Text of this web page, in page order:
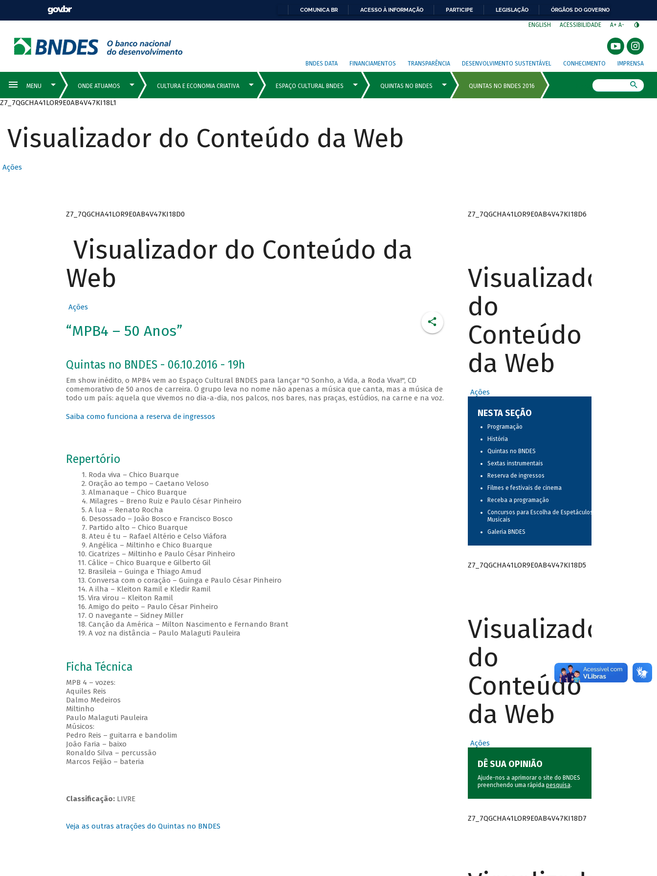
COMUNICA BR ACESSO À INFORMAÇÃO PARTICIPE LEGISLAÇÃO ÓRGÃOS DO GOVERNO
ENGLISH ACESSIBILIDADE A+ A-
BNDES DATA FINANCIAMENTOS TRANSPARÊNCIA DESENVOLVIMENTO SUSTENTÁVEL CONHECIMENTO IMPRENSA
Z7_7QGCHA41LOR9E0AB4V47KI18L1
Visualizador do Conteúdo da Web
Ações
Z7_7QGCHA41LOR9E0AB4V47KI18D0
Visualizador do Conteúdo da
Web
Ações
“MPB4 – 50 Anos”
Quintas no BNDES - 06.10.2016 - 19h
Em show inédito, o MPB4 vem ao Espaço Cultural BNDES para lançar "O Sonho, a Vida, a Roda Viva!", CD
comemorativo de 50 anos de carreira. O grupo leva no nome não apenas a música que canta, mas a música de
todo um país: aquela que vivemos no dia-a-dia, nos palcos, nos bares, nas praças, estúdios, na carne e na voz.
Saiba como funciona a reserva de ingressos
Repertório
1. Roda viva – Chico Buarque
2. Oração ao tempo – Caetano Veloso
3. Almanaque – Chico Buarque
4. Milagres – Breno Ruiz e Paulo César Pinheiro
5. A lua – Renato Rocha
6. Desossado – João Bosco e Francisco Bosco
7. Partido alto – Chico Buarque
8. Ateu é tu – Rafael Altério e Celso Viáfora
9. Angélica – Miltinho e Chico Buarque
10. Cicatrizes – Miltinho e Paulo César Pinheiro
11. Cálice – Chico Buarque e Gilberto Gil
12. Brasileia – Guinga e Thiago Amud
13. Conversa com o coração – Guinga e Paulo César Pinheiro
14. A ilha – Kleiton Ramil e Kledir Ramil
15. Vira virou – Kleiton Ramil
16. Amigo do peito – Paulo César Pinheiro
17. O navegante – Sidney Miller
18. Canção da América – Milton Nascimento e Fernando Brant
19. A voz na distância – Paulo Malaguti Pauleira
Ficha Técnica
MPB 4 – vozes:
Aquiles Reis
Dalmo Medeiros
Miltinho
Paulo Malaguti Pauleira
Músicos:
Pedro Reis – guitarra e bandolim
João Faria – baixo
Ronaldo Silva – percussão
Marcos Feijão – bateria
Classificação: LIVRE
Veja as outras atrações do Quintas no BNDES
Z7_7QGCHA41LOR9E0AB4V47KI18D6
Visualizador
do
Conteúdo
da Web
Ações
NESTA SEÇÃO
Programação
História
Quintas no BNDES
Sextas instrumentais
Reserva de ingressos
Filmes e festivais de cinema
Receba a programação
Concursos para Escolha de Espetáculos
Musicais
Galeria BNDES
Z7_7QGCHA41LOR9E0AB4V47KI18D5
Visualizador
do
Conteúdo
da Web
Ações
DÊ SUA OPINIÃO
Ajude-nos a aprimorar o site do BNDES
preenchendo uma rápida pesquisa.
Z7_7QGCHA41LOR9E0AB4V47KI18D7